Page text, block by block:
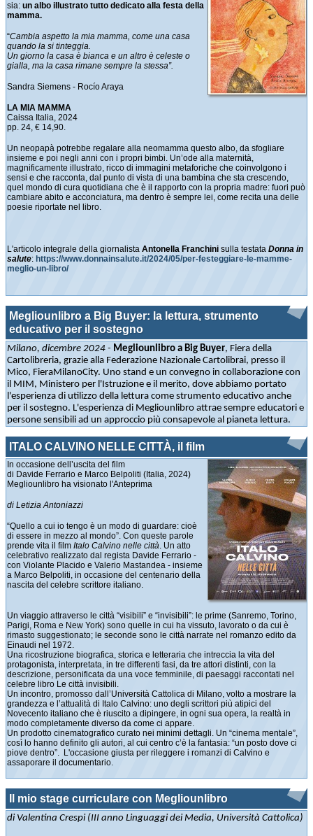
sia: un albo illustrato tutto dedicato alla festa della
mamma.
“Cambia aspetto la mia mamma, come una casa
quando la si tinteggia.
Un giorno la casa è bianca e un altro è celeste o
gialla, ma la casa rimane sempre la stessa”.
Sandra Siemens - Rocío Araya
LA MIA MAMMA
Caissa Italia, 2024
pp. 24, € 14,90.
Un neopapà potrebbe regalare alla neomamma questo albo, da sfogliare
insieme e poi negli anni con i propri bimbi. Un’ode alla maternità,
magnificamente illustrato, ricco di immagini metaforiche che coinvolgono i
sensi e che racconta, dal punto di vista di una bambina che sta crescendo,
quel mondo di cura quotidiana che è il rapporto con la propria madre: fuori può
cambiare abito e acconciatura, ma dentro è sempre lei, come recita una delle
poesie riportate nel libro.
L'articolo integrale della giornalista Antonella Franchini sulla testata Donna in
salute: https://www.donnainsalute.it/2024/05/per-festeggiare-le-mamme-
meglio-un-libro/
Megliounlibro a Big Buyer: la lettura, strumento
educativo per il sostegno
Milano, dicembre 2024 - Megliounlibro a Big Buyer, Fiera della
Cartolibreria, grazie alla Federazione Nazionale Cartolibrai, presso il
Mico, FieraMilanoCity. Uno stand e un convegno in collaborazione con
il MIM, Ministero per l'Istruzione e il merito, dove abbiamo portato
l'esperienza di utilizzo della lettura come strumento educativo anche
per il sostegno. L'esperienza di Megliounlibro attrae sempre educatori e
persone sensibili ad un approccio più consapevole al pianeta lettura.
ITALO CALVINO NELLE CITTÀ, il film
In occasione dell’uscita del film
di Davide Ferrario e Marco Belpoliti (Italia, 2024)
Megliounlibro ha visionato l'Anteprima
di Letizia Antoniazzi
“Quello a cui io tengo è un modo di guardare: cioè
di essere in mezzo al mondo”. Con queste parole
prende vita il film Italo Calvino nelle città . Un atto
celebrativo realizzato dal regista Davide Ferrario -
con Violante Placido e Valerio Mastandea - insieme
a Marco Belpoliti, in occasione del centenario della
nascita del celebre scrittore italiano.
Un viaggio attraverso le città “visibili” e “invisibili”: le prime (Sanremo, Torino,
Parigi, Roma e New York) sono quelle in cui ha vissuto, lavorato o da cui è
rimasto suggestionato; le seconde sono le città narrate nel romanzo edito da
Einaudi nel 1972.
Una ricostruzione biografica, storica e letteraria che intreccia la vita del
protagonista, interpretata, in tre differenti fasi, da tre attori distinti, con la
descrizione, personificata da una voce femminile, di paesaggi raccontati nel
celebre libro Le città invisibili.
Un incontro, promosso dall’Università Cattolica di Milano, volto a mostrare la
grandezza e l’attualità di Italo Calvino: uno degli scrittori più atipici del
Novecento italiano che è riuscito a dipingere, in ogni sua opera, la realtà in
modo completamente diverso da come ci appare.
Un prodotto cinematografico curato nei minimi dettagli. Un “cinema mentale”,
così lo hanno definito gli autori, al cui centro c’è la fantasia: “un posto dove ci
piove dentro”. L'occasione giusta per rileggere i romanzi di Calvino e
assaporare il documentario.
Il mio stage curriculare con Megliounlibro
di Valentina Crespi (III anno Linguaggi dei Media, Università Cattolica)